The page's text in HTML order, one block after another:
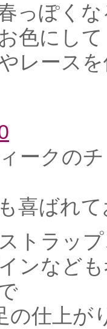
っぽく
色にして
レース
ークのチ
喜ばれ
トラッ
ンなど
の仕上が